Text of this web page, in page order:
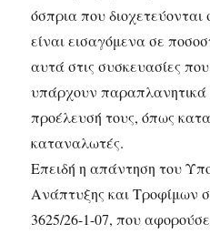
όσπρια που
είναι εισαγόμενα σε
αυτά στις συσκευασίες
υπάρχουν παραπλανητικά
προέλευσή τους, όπως
καταναλωτές.
Επειδή η απάντηση του
Ανάπτυξης και Τροφίμων
3625/26-1-07, που